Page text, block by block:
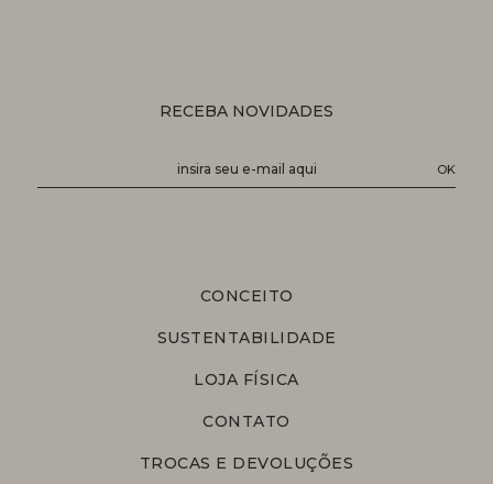
RECEBA NOVIDADES
CONCEITO
SUSTENTABILIDADE
LOJA FÍSICA
CONTATO
TROCAS E DEVOLUÇÕES